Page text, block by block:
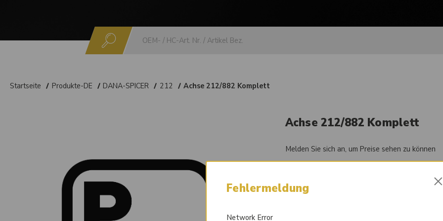
Startseite Produkte-DE DANA-SPICER 212 Achse 212/882 Komplett
Achse 212/882 Komplett
Melden Sie sich an, um Preise sehen zu können
84052844
Fehlermeldung
Network Error